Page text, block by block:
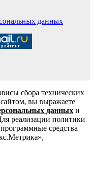
данных
сбора технических
вы выражаете
данных и
реализации политики
средства